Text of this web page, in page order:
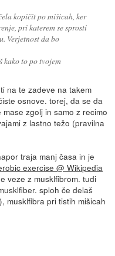
kopičit po mišicah, ker
pri katerem se sprosti
Verjetnost da bo
kako to po tvojem
na te zadeve na takem
osnove. torej, da se da
zgolj in samo z recimo
z lastno težo (pravilna
traja manj časa in je
exercise @ Wikipedia
veze z musklfibrom. tudi
sploh če delaš
musklfibra pri tistih mišicah